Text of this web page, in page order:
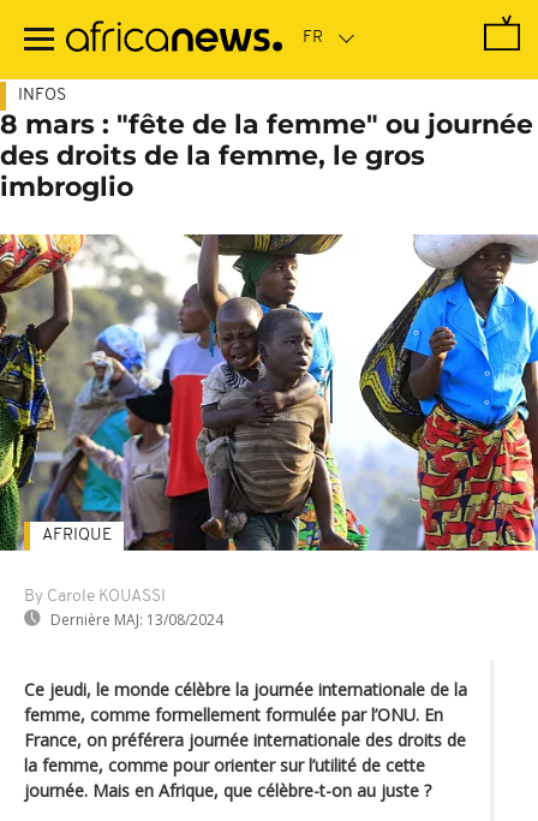
contenu
INFOS
8 mars : "fête de la femme" ou journée
des droits de la femme, le gros
imbroglio
By Carole KOUASSI
Dernière MAJ: 13/08/2024
AFRIQUE
Ce jeudi, le monde célèbre la journée internationale de la
femme, comme formellement formulée par l’ONU. En
France, on préférera journée internationale des droits de
la femme, comme pour orienter sur l’utilité de cette
journée. Mais en Afrique, que célèbre-t-on au juste ?